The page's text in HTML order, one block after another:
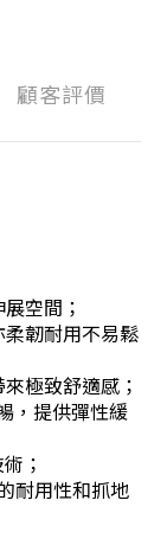
顧客評價
空間；
韌耐用不易鬆
極致舒適感；
，提供彈性緩
；
耐用性和抓地